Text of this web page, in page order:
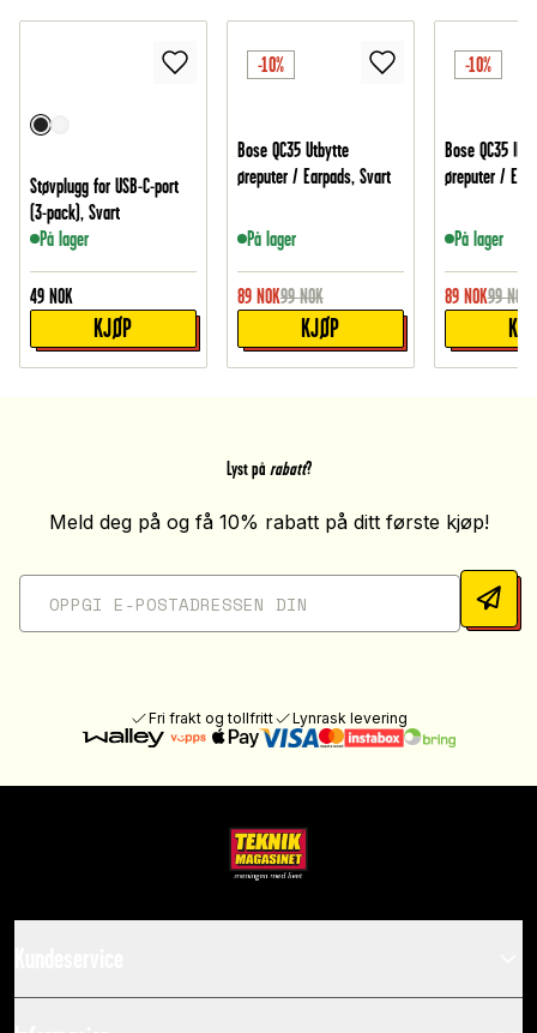
Støvplugg for USB-C-port
(3-pack), Svart
På lager
49 NOK
KJØP
-10%
Bose QC35 Utbytte
øreputer / Earpads, Svart
På lager
89 NOK99 NOK
KJØP
-10%
Bose QC35 II
øreputer /
På lager
89 NOK99 NOK
Lyst på rabatt?
Meld deg på og få 10% rabatt på ditt første kjøp!
Fri frakt og tollfritt Lynrask levering